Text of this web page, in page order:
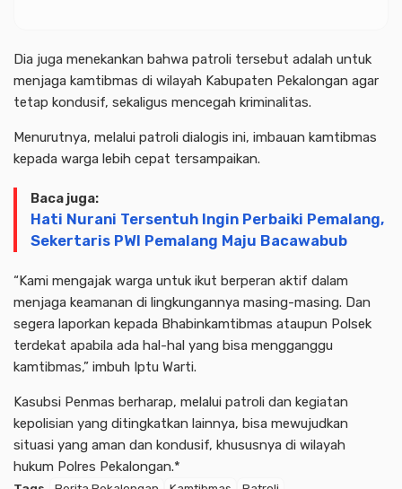
Dia juga menekankan bahwa patroli tersebut adalah untuk
menjaga kamtibmas di wilayah Kabupaten Pekalongan agar
tetap kondusif, sekaligus mencegah kriminalitas.
Menurutnya, melalui patroli dialogis ini, imbauan kamtibmas
kepada warga lebih cepat tersampaikan.
Baca juga:
Hati Nurani Tersentuh Ingin Perbaiki Pemalang,
Sekertaris PWI Pemalang Maju Bacawabub
“Kami mengajak warga untuk ikut berperan aktif dalam
menjaga keamanan di lingkungannya masing-masing. Dan
segera laporkan kepada Bhabinkamtibmas ataupun Polsek
terdekat apabila ada hal-hal yang bisa mengganggu
kamtibmas,” imbuh Iptu Warti.
Kasubsi Penmas berharap, melalui patroli dan kegiatan
kepolisian yang ditingkatkan lainnya, bisa mewujudkan
situasi yang aman dan kondusif, khususnya di wilayah
hukum Polres Pekalongan.*